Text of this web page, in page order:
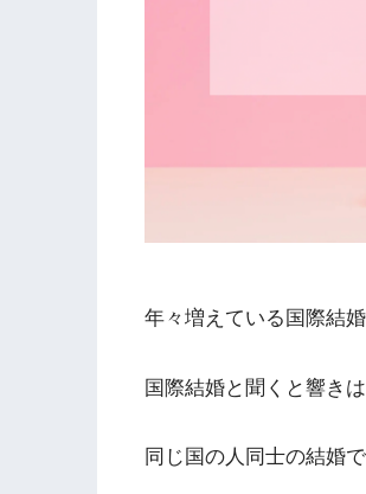
年々増えている国際結婚
国際結婚と聞くと響き
同じ国の人同士の結婚